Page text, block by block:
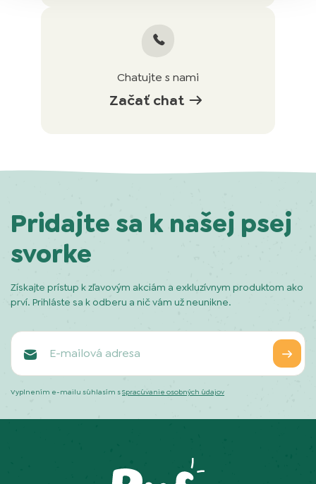
Chatujte s nami
Začať chat
Pridajte sa k našej psej
svorke
Získajte prístup k zľavovým akciám a exkluzívnym produktom ako
prví. Prihláste sa k odberu a nič vám už neunikne.
Vyplnením e-mailu súhlasím sSpracúvanie osobných údajov